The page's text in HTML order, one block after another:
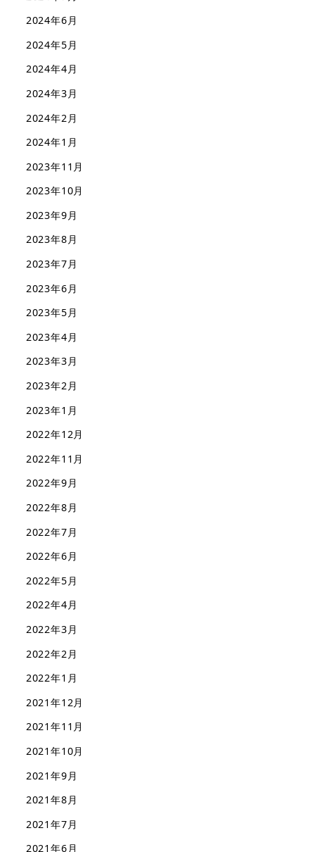
2024年6月
2024年5月
2024年4月
2024年3月
2024年2月
2024年1月
2023年11月
2023年10月
2023年9月
2023年8月
2023年7月
2023年6月
2023年5月
2023年4月
2023年3月
2023年2月
2023年1月
2022年12月
2022年11月
2022年9月
2022年8月
2022年7月
2022年6月
2022年5月
2022年4月
2022年3月
2022年2月
2022年1月
2021年12月
2021年11月
2021年10月
2021年9月
2021年8月
2021年7月
2021年6月